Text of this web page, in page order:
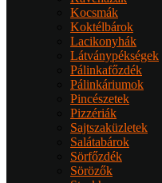
Kocsmák
Koktélbárok
Lacikonyhák
Látványpékségek
Pálinkafőzdék
Pálinkáriumok
Pincészetek
Pizzériák
Sajtszaküzletek
Salátabárok
Sörfőzdék
Sörözők